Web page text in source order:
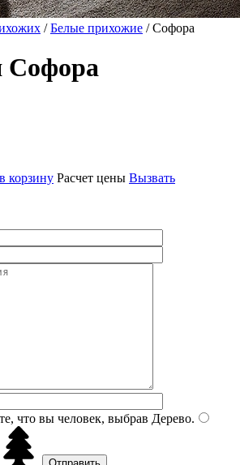
/Белые прихожие / Софора
Софора
корзину Расчет цены Вызвать
что вы человек, выбрав Дерево.